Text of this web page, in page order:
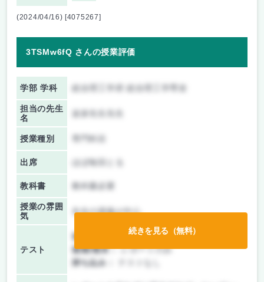
(2024/04/16) [4075267]
3TSMw6fQ さんの授業評価
学部 学科
担当の先生
名
授業種別
出席 ほぼ毎回とる
教科書 教科書必要
授業の雰囲
気
先生の講義が中心
テスト
前期/中間：
レポートのみ
後期/期末：レポートのみ
持ち込み：
続きを見る（無料）